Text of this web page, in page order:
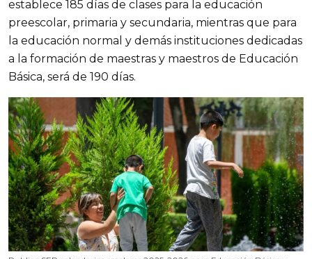
establece 185 días de clases para la educación
preescolar, primaria y secundaria, mientras que para
la educación normal y demás instituciones dedicadas
a la formación de maestras y maestros de Educación
Básica, será de 190 días.